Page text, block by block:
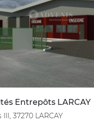
Entrepôts LARCAY
37270 LARCAY